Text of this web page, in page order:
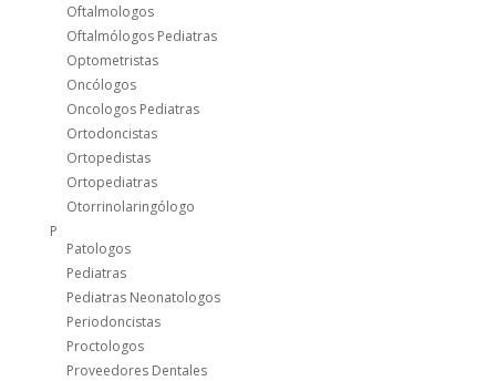
Oftalmologos
Oftalmólogos Pediatras
Optometristas
Oncólogos
Oncologos Pediatras
Ortodoncistas
Ortopedistas
Ortopediatras
Otorrinolaringólogo
P
Patologos
Pediatras
Pediatras Neonatologos
Periodoncistas
Proctologos
Proveedores Dentales